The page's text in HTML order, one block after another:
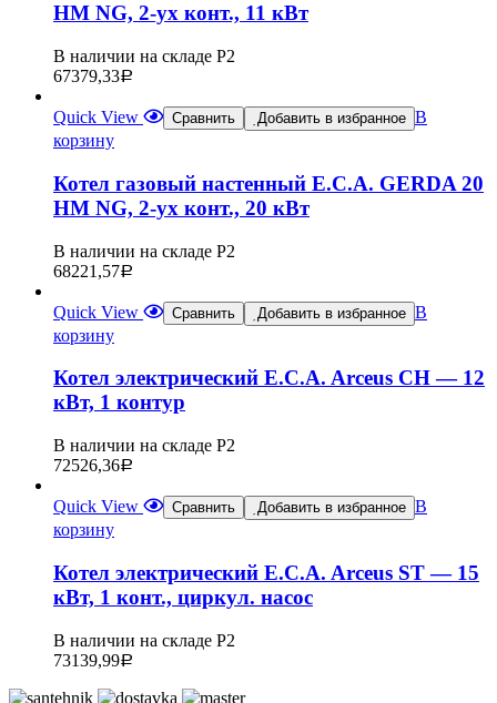
HM NG, 2-ух конт., 11 кВт
В наличии на складе Р2
67379,33Р
Quick View Сравнить Добавить в избранное В
корзину
Котел газовый настенный E.C.A. GERDA 20
HM NG, 2-ух конт., 20 кВт
В наличии на складе Р2
68221,57Р
Quick View Сравнить Добавить в избранное В
корзину
Котел электрический E.C.A. Arceus CH — 12
кВт, 1 контур
В наличии на складе Р2
72526,36Р
Quick View Сравнить Добавить в избранное В
корзину
Котел электрический E.C.A. Arceus ST — 15
кВт, 1 конт., циркул. насос
В наличии на складе Р2
73139,99Р